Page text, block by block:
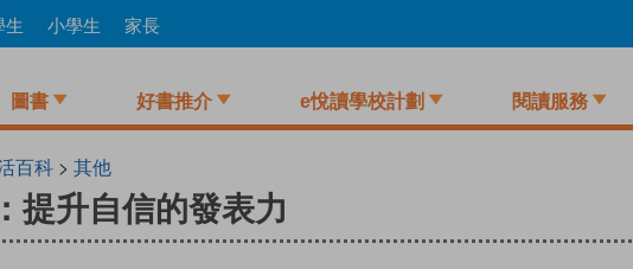
生 小學生 家長
圖書 好書推介 e悅讀學校計劃 閱讀服務
百科 > 其他
提升自信的發表力